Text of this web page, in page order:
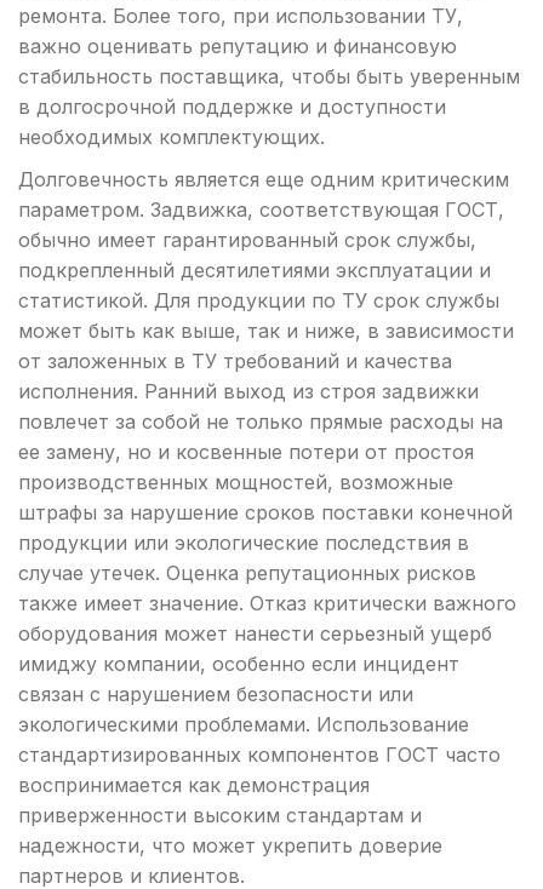
ремонта. Более того, при использовании ТУ,
важно оценивать репутацию и финансовую
стабильность поставщика, чтобы быть уверенным
в долгосрочной поддержке и доступности
необходимых комплектующих.
Долговечность является еще одним критическим
параметром. Задвижка, соответствующая ГОСТ,
обычно имеет гарантированный срок службы,
подкрепленный десятилетиями эксплуатации и
статистикой. Для продукции по ТУ срок службы
может быть как выше, так и ниже, в зависимости
от заложенных в ТУ требований и качества
исполнения. Ранний выход из строя задвижки
повлечет за собой не только прямые расходы на
ее замену, но и косвенные потери от простоя
производственных мощностей, возможные
штрафы за нарушение сроков поставки конечной
продукции или экологические последствия в
случае утечек. Оценка репутационных рисков
также имеет значение. Отказ критически важного
оборудования может нанести серьезный ущерб
имиджу компании, особенно если инцидент
связан с нарушением безопасности или
экологическими проблемами. Использование
стандартизированных компонентов ГОСТ часто
воспринимается как демонстрация
приверженности высоким стандартам и
надежности, что может укрепить доверие
партнеров и клиентов.